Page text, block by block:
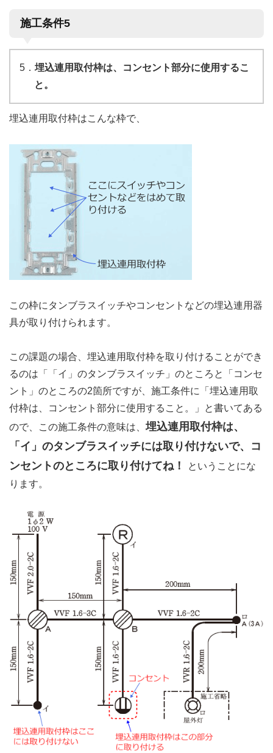
施工条件5
5． 埋込連用取付枠は、コンセント部分に使用するこ
と。
埋込連用取付枠はこんな枠で、
この枠にタンブラスイッチやコンセントなどの埋込連用器
具が取り付けられます。
この課題の場合、埋込連用取付枠を取り付けることができ
るのは「「イ」のタンブラスイッチ」のところと「コンセ
ント」のところの2箇所ですが、施工条件に「埋込連用取
付枠は、コンセント部分に使用すること。」と書いてある
ので、この施工条件の意味は、埋込連用取付枠は、
「イ」のタンブラスイッチには取り付けないで、コ
ンセントのところに取り付けてね！
ということにな
ります。